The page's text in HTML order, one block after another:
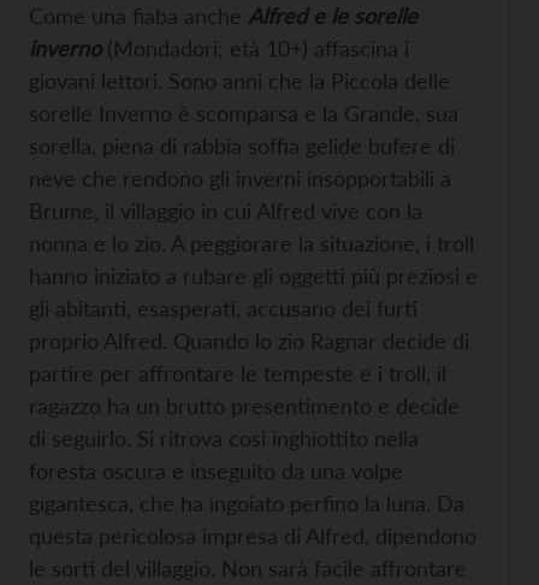
Come una fiaba anche Alfred e le sorelle
inverno(Mondadori; età 10+) affascina i
giovani lettori. Sono anni che la Piccola delle
sorelle Inverno è scomparsa e la Grande, sua
sorella, piena di rabbia soffia gelide bufere di
neve che rendono gli inverni insopportabili a
Brume, il villaggio in cui Alfred vive con la
nonna e lo zio. A peggiorare la situazione, i troll
hanno iniziato a rubare gli oggetti più preziosi e
gli abitanti, esasperati, accusano dei furti
proprio Alfred. Quando lo zio Ragnar decide di
partire per affrontare le tempeste e i troll, il
ragazzo ha un brutto presentimento e decide
di seguirlo. Si ritrova così inghiottito nella
foresta oscura e inseguito da una volpe
gigantesca, che ha ingoiato perfino la luna. Da
questa pericolosa impresa di Alfred, dipendono
le sorti del villaggio. Non sarà facile affrontare